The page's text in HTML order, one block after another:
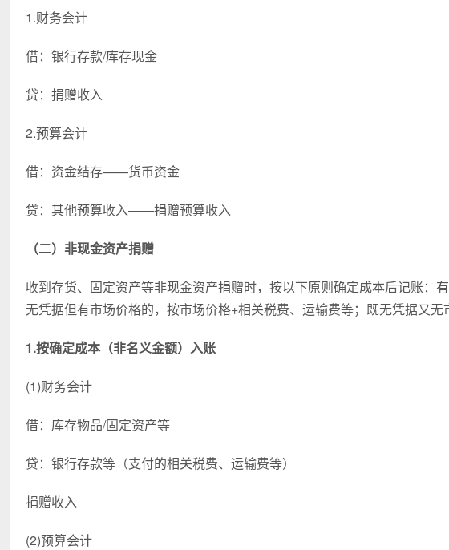
1.财务会计
借：银行存款/库存现金
贷：捐赠收入
2.预算会计
借：资金结存——货币资金
贷：其他预算收入——捐赠预算收入
（二）非现金资产捐赠
收到存货、固定资产等非现金资产捐赠时，按以下原则确定成本后记账：
无凭据但有市场价格的，按市场价格+相关税费、运输费等；既无凭据又无
1.按确定成本（非名义金额）入账
(1)财务会计
借：库存物品/固定资产等
贷：银行存款等（支付的相关税费、运输费等）
捐赠收入
(2)预算会计